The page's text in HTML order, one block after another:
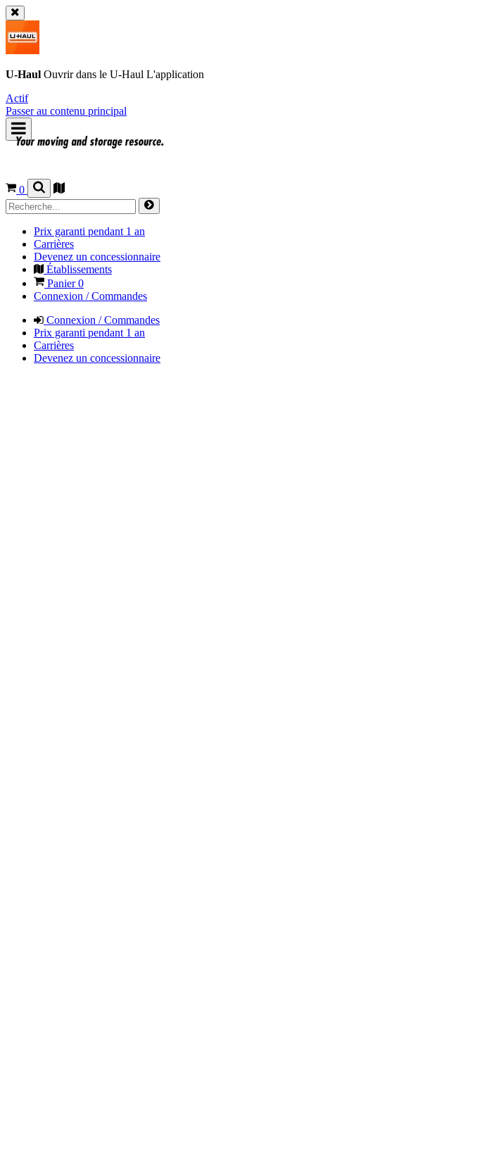
U-Haul Ouvrir dans le U-Haul L'application
Actif
Passer au contenu principal
0
Prix garanti pendant 1 an
Carrières
Devenez un concessionnaire
Établissements
Panier0
Connexion / Commandes
Connexion / Commandes
Prix garanti pendant 1 an
Carrières
Devenez un concessionnaire